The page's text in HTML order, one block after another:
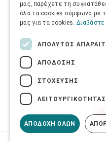
μας, παρέχετε τη
όλα τα cookies σύμφωνα με
μας για τα cookies.
ΑΠΟΛΎΤΩΣ
ΑΠΌΔΟΣΗΣ
ΣΤΌΧΕΥΣΗΣ
ΛΕΙΤΟΥΡΓΙΚΌΤΗΤΑΣ
ΑΠΟΔΟΧΉ ΌΛΩΝ